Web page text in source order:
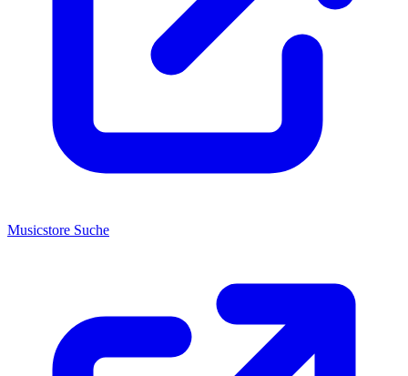
Musicstore Suche